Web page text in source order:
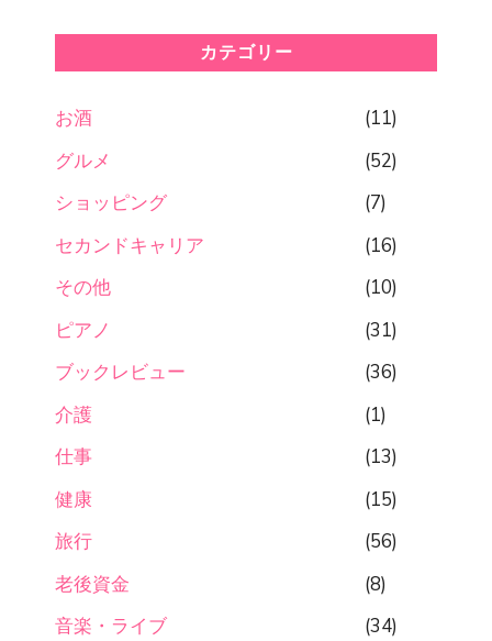
カテゴリー
お酒
(11)
グルメ
(52)
ショッピング
(7)
セカンドキャリア
(16)
その他
(10)
ピアノ
(31)
ブックレビュー
(36)
介護
(1)
仕事
(13)
健康
(15)
旅行
(56)
老後資金
(8)
音楽・ライブ
(34)